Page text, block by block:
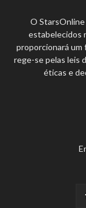
O
estabelecidos
proporcionará um
rege-se pelas leis
éticas e